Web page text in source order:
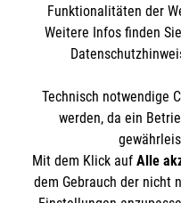
Malteserorden
Sharepoint
Spendenkonto
Pax-Bank für
IBAN: DE19 3706
BIC:
So finden Sie
Malteser Hilfsdienst
Der Malteser Hilfsdienst
Funktionalitäten der
Weitere Infos finden
Technisch notwendige
werden, da ein
Mit dem Klick auf Alle
dem Gebrauch der nicht